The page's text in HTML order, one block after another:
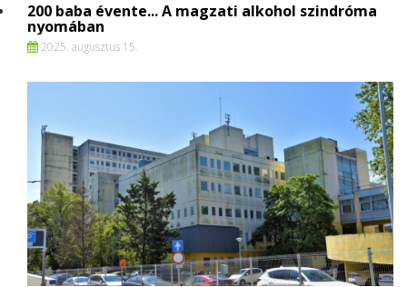
200 baba évente... A magzati alkohol szindróma
nyomában
2025. augusztus 15.